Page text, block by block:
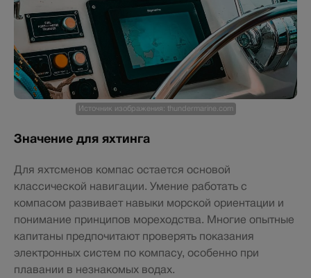
Источник изображения: thundermarine.com
Значение для яхтинга
Для яхтсменов компас остается основой
классической навигации. Умение работать с
компасом развивает навыки морской ориентации и
понимание принципов мореходства. Многие опытные
капитаны предпочитают проверять показания
электронных систем по компасу, особенно при
плавании в незнакомых водах.